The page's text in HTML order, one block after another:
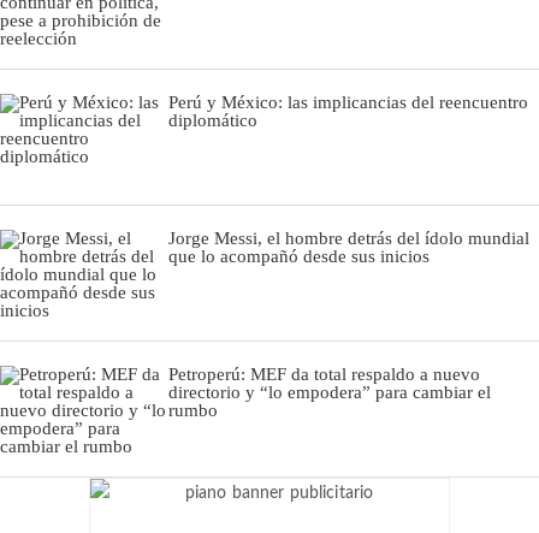
Perú y México: las implicancias del reencuentro
diplomático
Jorge Messi, el hombre detrás del ídolo mundial
que lo acompañó desde sus inicios
Petroperú: MEF da total respaldo a nuevo
directorio y “lo empodera” para cambiar el
rumbo